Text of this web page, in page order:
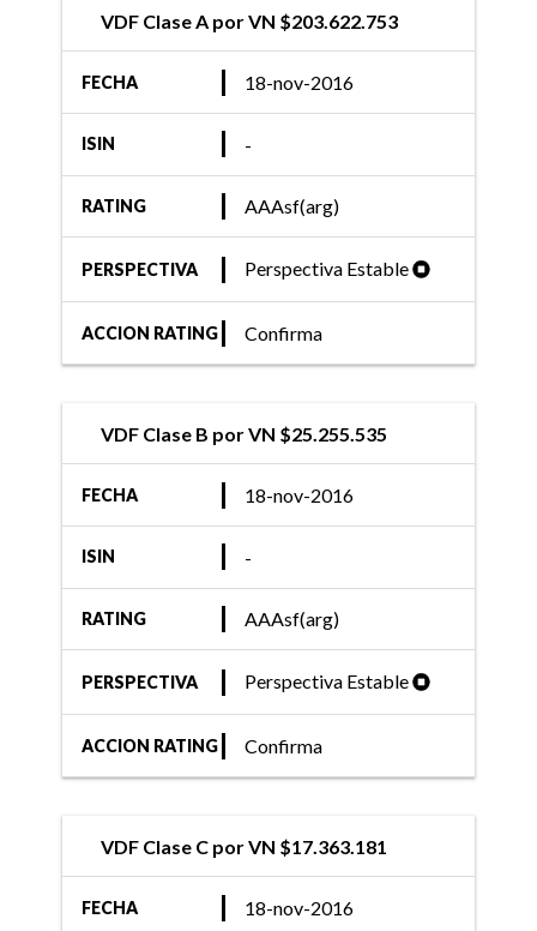
VDF Clase A por VN $203.622.753
FECHA 18-nov-2016
ISIN -
RATING AAAsf(arg)
PERSPECTIVA Perspectiva Estable
ACCION RATING Confirma
VDF Clase B por VN $25.255.535
FECHA 18-nov-2016
ISIN -
RATING AAAsf(arg)
PERSPECTIVA Perspectiva Estable
ACCION RATING Confirma
VDF Clase C por VN $17.363.181
FECHA 18-nov-2016